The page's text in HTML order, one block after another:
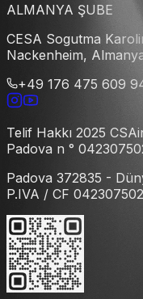
ALMANYA ŞUBE
CESA Sogutma
Nackenheim,
+49 176 475 609
Telif Hakkı 2025
Padova n °
Padova 372835 -
P.IVA / CF